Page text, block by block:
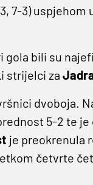
7-3)
bili su
strijelci za
dvoboja.
5-2 te
je preokrenula
četvrte